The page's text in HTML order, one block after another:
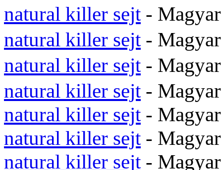
natural killer sejt-
natural killer sejt-
natural killer sejt-
natural killer sejt-
natural killer sejt-
natural killer sejt-
natural killer sejt-